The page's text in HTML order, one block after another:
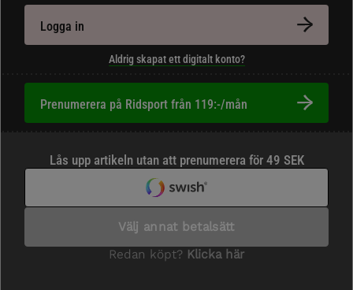
Logga in
Aldrig skapat ett digitalt konto?
Prenumerera på Ridsport från 119:-/mån